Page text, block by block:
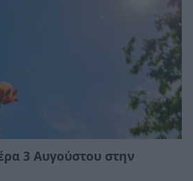
3 Αυγούστου στην